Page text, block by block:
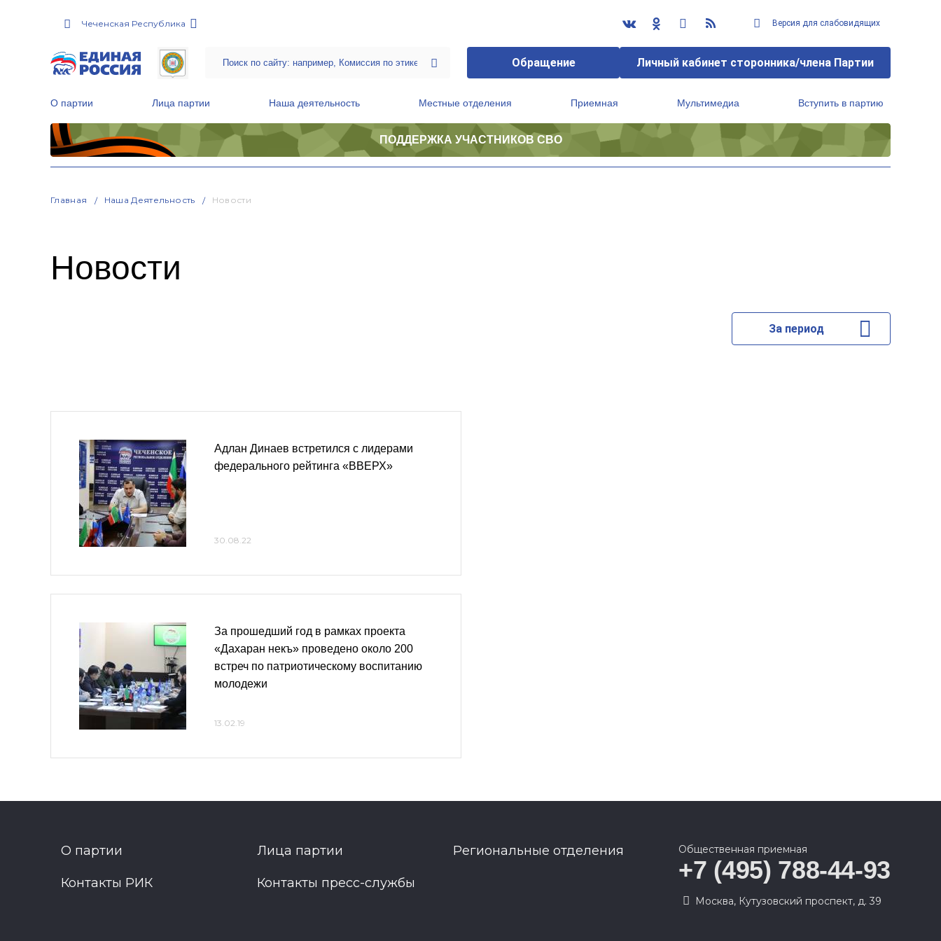
Чеченская Республика Версия для слабовидящих
Обращение Личный кабинет сторонника/члена Партии
О партии Лица партии Наша деятельность Местные отделения Приемная Мультимедиа Вступить в партию
ПОДДЕРЖКА УЧАСТНИКОВ СВО
Главная Наша Деятельность Новости
Новости
За период
Адлан Динаев встретился с лидерами
федерального рейтинга «ВВЕРХ»
30.08.22
За прошедший год в рамках проекта
«Дахаран некъ» проведено около 200
встреч по патриотическому воспитанию
молодежи
13.02.19
О партии Лица партии Региональные отделения
Контакты РИК Контакты пресс-службы
Общественная приемная
+7 (495) 788-44-93
Москва, Кутузовский проспект, д. 39